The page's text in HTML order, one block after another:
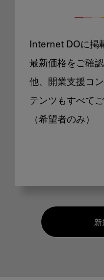
Internet DOに掲
最新価格をご確
他、開業支援コ
テンツもすべて
（希望者のみ）
新